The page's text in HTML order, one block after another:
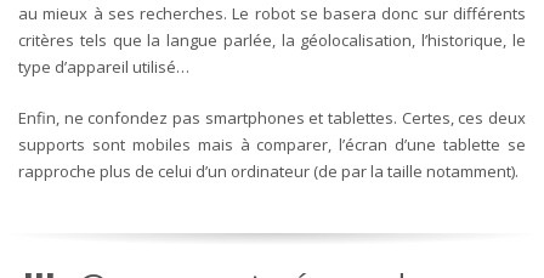
au mieux à ses recherches. Le robot se basera donc sur différents
critères tels que la langue parlée, la géolocalisation, l’historique, le
type d’appareil utilisé…
Enfin, ne confondez pas smartphones et tablettes. Certes, ces deux
supports sont mobiles mais à comparer, l’écran d’une tablette se
rapproche plus de celui d’un ordinateur (de par la taille notamment).